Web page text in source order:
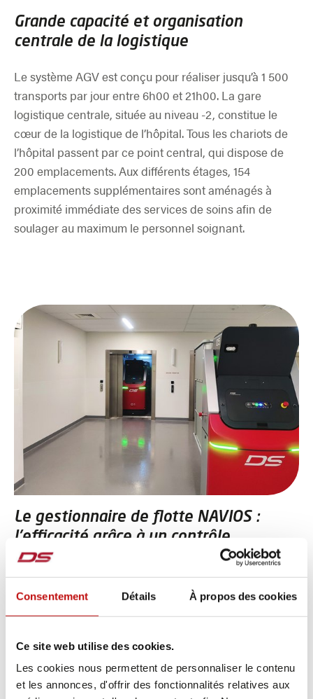
Consentement Détails À propos des cookies
Ce site web utilise des cookies.
Les cookies nous permettent de personnaliser le contenu
et les annonces, d'offrir des fonctionnalités relatives aux
Grande capacité et organisation
centrale de la logistique
Le système AGV est conçu pour réaliser jusqu’à 1 500
transports par jour entre 6h00 et 21h00. La gare
logistique centrale, située au niveau -2, constitue le
cœur de la logistique de l’hôpital. Tous les chariots de
l’hôpital passent par ce point central, qui dispose de
200 emplacements. Aux différents étages, 154
emplacements supplémentaires sont aménagés à
proximité immédiate des services de soins afin de
soulager au maximum le personnel soignant.
Le gestionnaire de flotte NAVIOS :
l'efficacité grâce à un contrôle
intelligent
Le système de gestion de flotte NAVIOS joue un rôle
central dans la gestion des véhicules et des
flotte de véhicules, optimise la gestion des batteries et
maximise la capacité de transport de l’établissement.
NAVIOS peut adapter les itinéraires de manière